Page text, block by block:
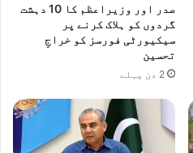
صدر اور وزیراعظم کا 10 دہشت
گردوں کو ہلاک کرنے پر
سیکیورٹی فورسز کو خراجِ
تحسین
2 دن پہلے